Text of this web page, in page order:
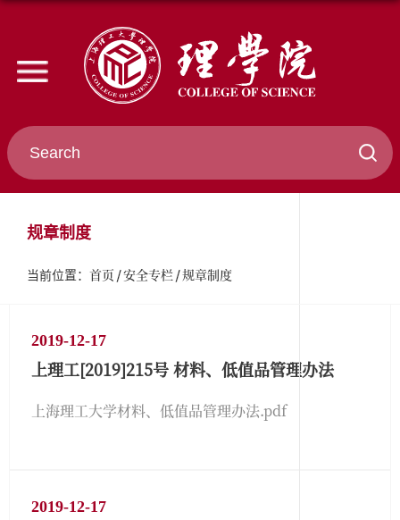
规章制度
当前位置： 首页 安全专栏 规章制度
2019-12-17
上理工[2019]215号 材料、低值品管理办法
上海理工大学材料、低值品管理办法.pdf
2019-12-17